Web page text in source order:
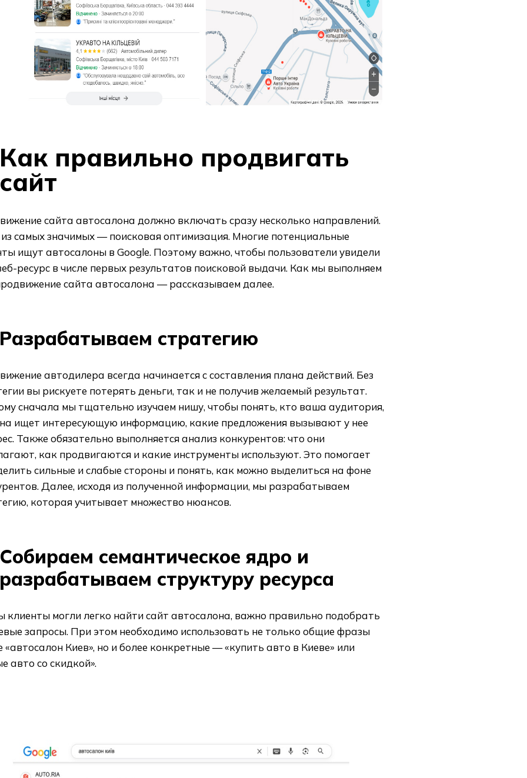
Как правильно продвигать
сайт
сайта автосалона должно включать сразу несколько направлений.
самых значимых — поисковая оптимизация. Многие потенциальные
ищут автосалоны в Google. Поэтому важно, чтобы пользователи увидели
ресурс в числе первых результатов поисковой выдачи. Как мы выполняем
сайта автосалона — рассказываем далее.
Разрабатываем стратегию
автодилера всегда начинается с составления плана действий. Без
вы рискуете потерять деньги, так и не получив желаемый результат.
сначала мы тщательно изучаем нишу, чтобы понять, кто ваша аудитория,
ищет интересующую информацию, какие предложения вызывают у нее
Также обязательно выполняется анализ конкурентов: что они
как продвигаются и какие инструменты используют. Это помогает
сильные и слабые стороны и понять, как можно выделиться на фоне
Далее, исходя из полученной информации, мы разрабатываем
которая учитывает множество нюансов.
Собираем семантическое ядро и
разрабатываем структуру ресурса
клиенты могли легко найти сайт автосалона, важно правильно подобрать
запросы. При этом необходимо использовать не только общие фразы
«автосалон Киев», но и более конкретные — «купить авто в Киеве» или
авто со скидкой».